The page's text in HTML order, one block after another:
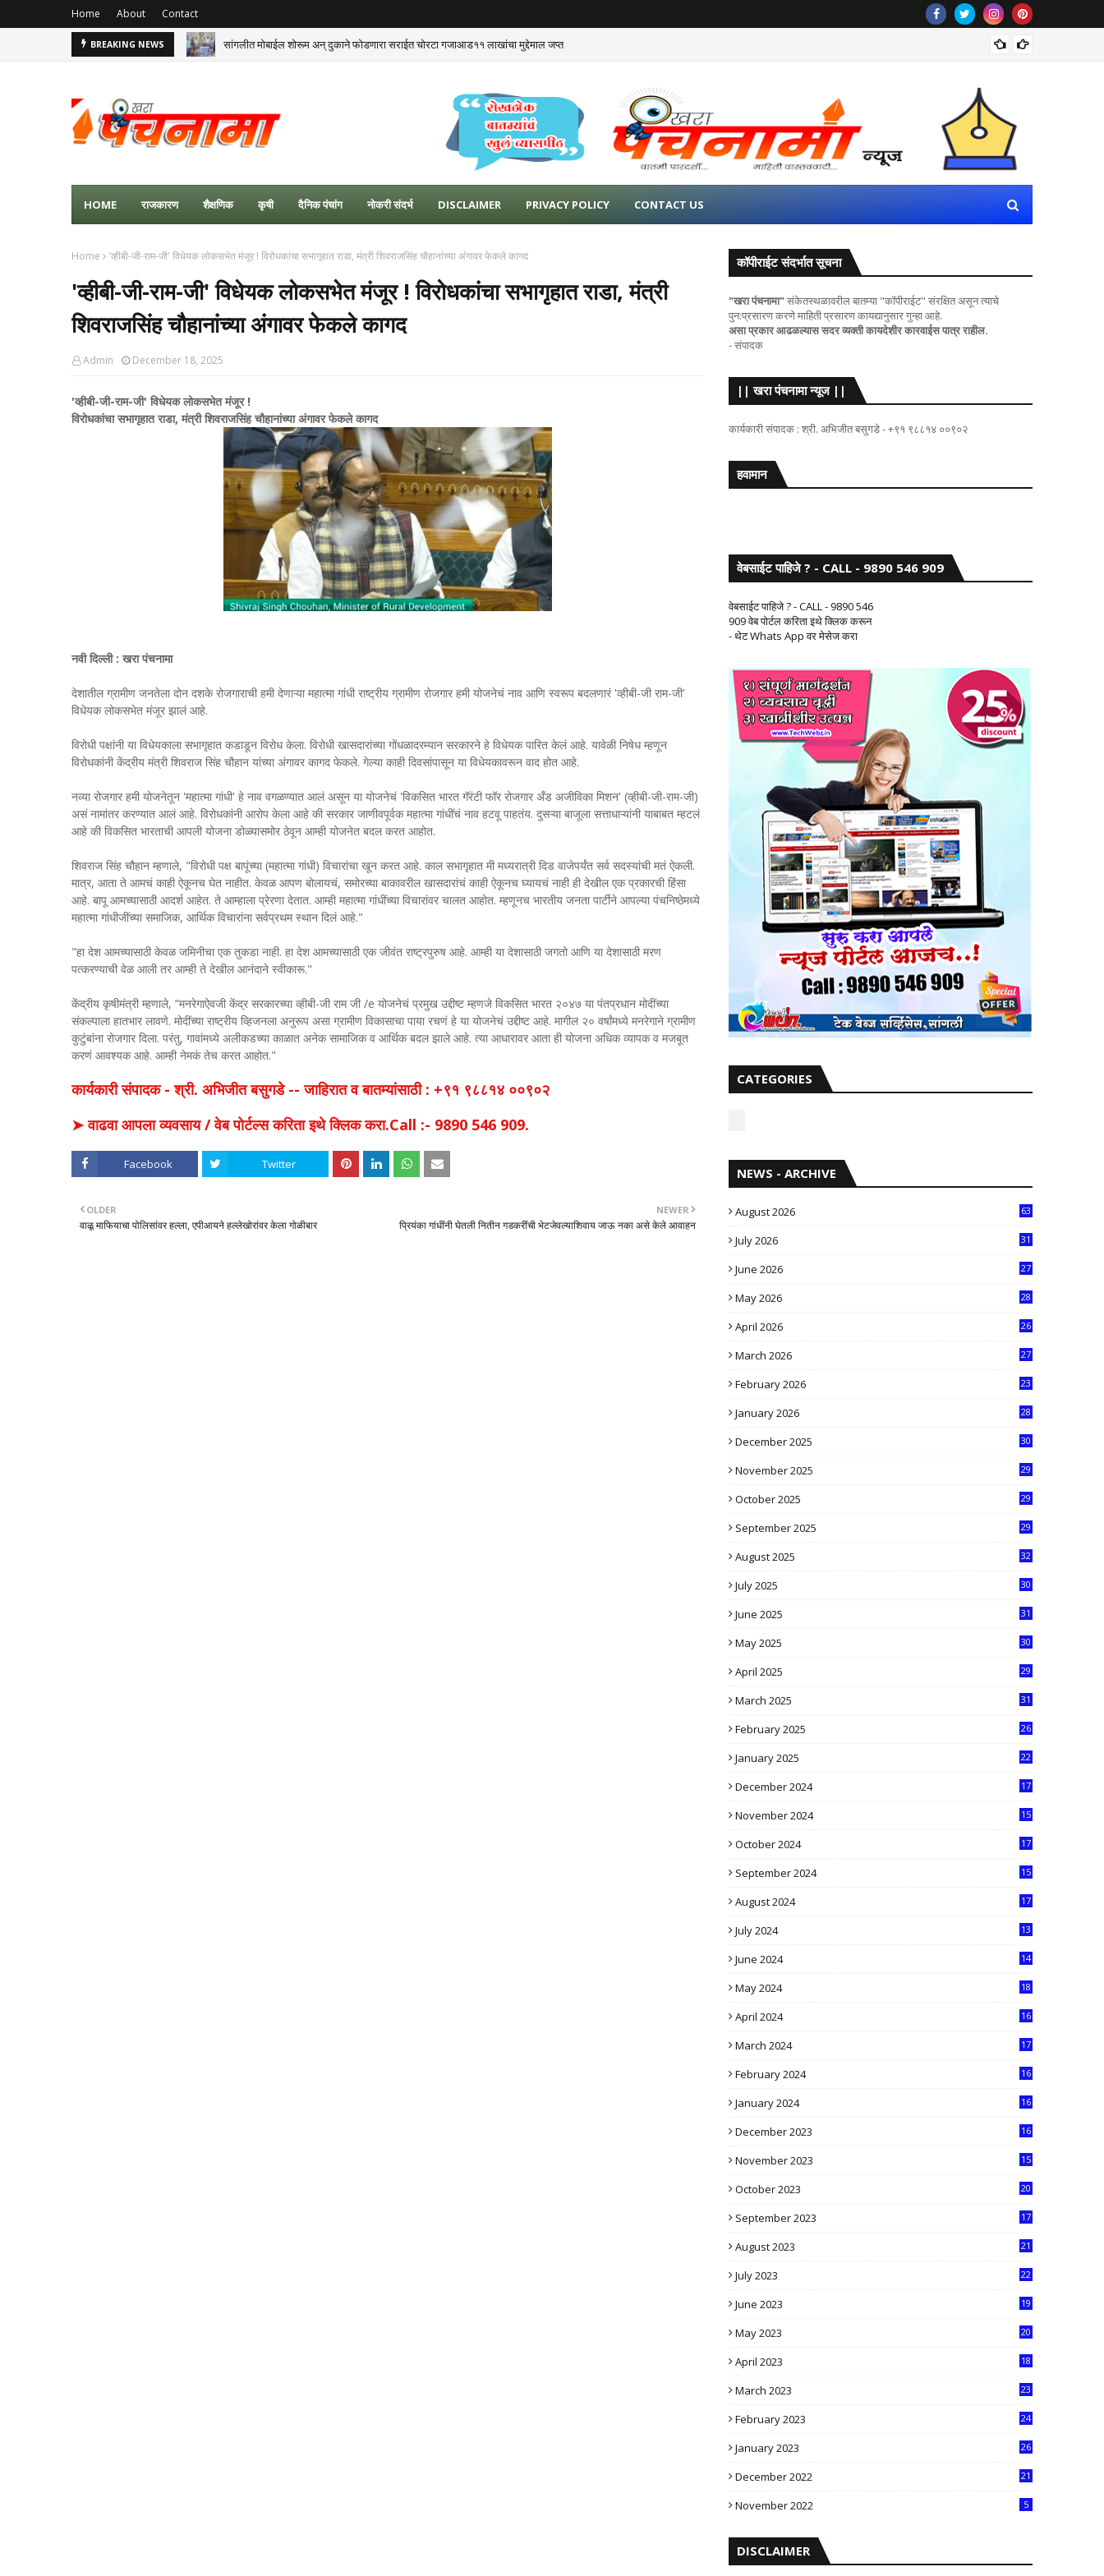
Home About Contact
BREAKING NEWS सांगलीत मोबाईल शोरूम अन् दुकाने फोडणारा सराईत चोरटा गजाआड११ लाखांचा मुद्देमाल जप्त
HOME राजकारण शैक्षणिक कृषी दैनिक पंचांग नोकरी संदर्भ DISCLAIMER PRIVACY POLICY CONTACT US
Home 'व्हीबी-जी-राम-जी' विधेयक लोकसभेत मंजूर ! विरोधकांचा सभागृहात राडा, मंत्री शिवराजसिंह चौहानांच्या अंगावर फेकले कागद
'व्हीबी-जी-राम-जी' विधेयक लोकसभेत मंजूर ! विरोधकांचा सभागृहात राडा, मंत्री
शिवराजसिंह चौहानांच्या अंगावर फेकले कागद
Admin December 18, 2025
'व्हीबी-जी-राम-जी' विधेयक लोकसभेत मंजूर !
विरोधकांचा सभागृहात राडा, मंत्री शिवराजसिंह चौहानांच्या अंगावर फेकले कागद
नवी दिल्ली : खरा पंचनामा
देशातील ग्रामीण जनतेला दोन दशके रोजगाराची हमी देणाऱ्या महात्मा गांधी राष्ट्रीय ग्रामीण रोजगार हमी योजनेचं नाव आणि स्वरूप बदलणारं 'व्हीबी-जी राम-जी'
विधेयक लोकसभेत मंजूर झालं आहे.
विरोधी पक्षांनी या विधेयकाला सभागृहात कडाडून विरोध केला. विरोधी खासदारांच्या गोंधळादरम्यान सरकारने हे विधेयक पारित केलं आहे. यावेळी निषेध म्हणून
विरोधकांनी केंद्रीय मंत्री शिवराज सिंह चौहान यांच्या अंगावर कागद फेकले. गेल्या काही दिवसांपासून या विधेयकावरून वाद होत आहे.
नव्या रोजगार हमी योजनेतून 'महात्मा गांधी' हे नाव वगळण्यात आलं असून या योजनेचं 'विकसित भारत गॅरंटी फॉर रोजगार अँड अजीविका मिशन' (व्हीबी-जी-राम-जी)
असं नामांतर करण्यात आलं आहे. विरोधकांनी आरोप केला आहे की सरकार जाणीवपूर्वक महात्मा गांधींचं नाव हटवू पाहतंय. दुसऱ्या बाजूला सत्ताधाऱ्यांनी याबाबत म्हटलं
आहे की विकसित भारताची आपली योजना डोळ्यासमोर ठेवून आम्ही योजनेत बदल करत आहोत.
शिवराज सिंह चौहान म्हणाले, "विरोधी पक्ष बापूंच्या (महात्मा गांधी) विचारांचा खून करत आहे. काल सभागृहात मी मध्यरात्री दिड वाजेपर्यंत सर्व सदस्यांची मतं ऐकली.
मात्र, आता ते आमचं काही ऐकूनच घेत नाहीत. केवळ आपण बोलायचं, समोरच्या बाकावरील खासदारांचं काही ऐकूनच घ्यायचं नाही ही देखील एक प्रकारची हिंसा
आहे. बापू आमच्यासाठी आदर्श आहेत. ते आम्हाला प्रेरणा देतात. आम्ही महात्मा गांधींच्या विचारांवर चालत आहोत. म्हणूनच भारतीय जनता पार्टीने आपल्या पंचनिष्ठेमध्ये
महात्मा गांधीजींच्या समाजिक, आर्थिक विचारांना सर्वप्रथम स्थान दिलं आहे."
"हा देश आमच्यासाठी केवळ जमिनीचा एक तुकडा नाही. हा देश आमच्यासाठी एक जीवंत राष्ट्रपुरुष आहे. आम्ही या देशासाठी जगतो आणि या देशासाठी मरण
पत्करण्याची वेळ आली तर आम्ही ते देखील आनंदाने स्वीकारू."
केंद्रीय कृषीमंत्री म्हणाले, “मनरेगाऐवजी केंद्र सरकारच्या व्हीबी-जी राम जी /e योजनेचं प्रमुख उद्दीष्ट म्हणजे विकसित भारत २०४७ या पंतप्रधान मोदींच्या
संकल्पाला हातभार लावणे. मोदींच्या राष्ट्रीय व्हिजनला अनुरूप असा ग्रामीण विकासाचा पाया रचणं हे या योजनेचं उद्दीष्ट आहे. मागील २० वर्षांमध्ये मनरेगाने ग्रामीण
कुटुंबांना रोजगार दिला. परंतु, गावांमध्ये अलीकडच्या काळात अनेक सामाजिक व आर्थिक बदल झाले आहे. त्या आधारावर आता ही योजना अधिक व्यापक व मजबूत
करणं आवश्यक आहे. आम्ही नेमकं तेच करत आहोत."
कार्यकारी संपादक - श्री. अभिजीत बसुगडे -- जाहिरात व बातम्यांसाठी : +९१ ९८८१४ ००९०२
➤ वाढवा आपला व्यवसाय / वेब पोर्टल्स करिता इथे क्लिक करा.Call :- 9890 546 909.
Facebook Twitter
NEWER
प्रियंका गांधींनी घेतली नितीन गडकरींची भेटजेवल्याशिवाय जाऊ नका असे केले आवाहन
OLDER
वाळू माफियाचा पोलिसांवर हल्ला, एपीआयने हल्लेखोरांवर केला गोळीबार
कॉपीराईट संदर्भात सूचना
"खरा पंचनामा"संकेतस्थळावरील बातम्या "कॉपीराईट" संरक्षित असून त्याचे
पुन:प्रसारण करणे माहिती प्रसारण कायद्यानुसार गुन्हा आहे.
असा प्रकार आढळल्यास सदर व्यक्ती कायदेशीर कारवाईस पात्र राहील.
- संपादक
|| खरा पंचनामा न्यूज ||
कार्यकारी संपादक : श्री. अभिजीत बसुगडे - +९१ ९८८१४ ००९०२
हवामान
वेबसाईट पाहिजे ? - CALL - 9890 546 909
वेबसाईट पाहिजे ? - CALL - 9890 546
909 वेब पोर्टल करिता इथे क्लिक करून
- थेट Whats App वर मेसेज करा
CATEGORIES
NEWS - ARCHIVE
August 2026 63
July 2026
31
June 2026
27
May 2026
28
April 2026
26
March 2026
27
February 2026
23
January 2026
28
December 2025
30
November 2025
29
October 2025
29
September 2025
29
August 2025
32
July 2025
30
June 2025
31
May 2025
30
April 2025
29
March 2025
31
February 2025
26
January 2025
22
December 2024
17
November 2024
15
October 2024
17
September 2024
15
August 2024
17
July 2024
13
June 2024
14
May 2024
18
April 2024
16
March 2024
17
February 2024
16
January 2024
16
December 2023
16
November 2023
15
October 2023
20
September 2023
17
August 2023
21
July 2023
22
June 2023
19
May 2023
20
April 2023
18
March 2023
23
February 2023
24
January 2023
26
December 2022
21
November 2022 5
DISCLAIMER